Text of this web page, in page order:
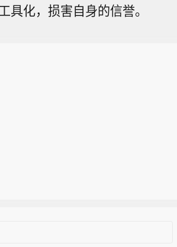
具化，损害自身的信誉。